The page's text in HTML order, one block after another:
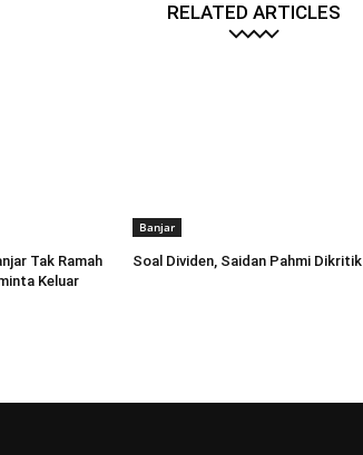
RELATED ARTICLES
Tak Ramah
Keluar
Banjar
Soal Dividen, Saidan Pahmi Dikritik